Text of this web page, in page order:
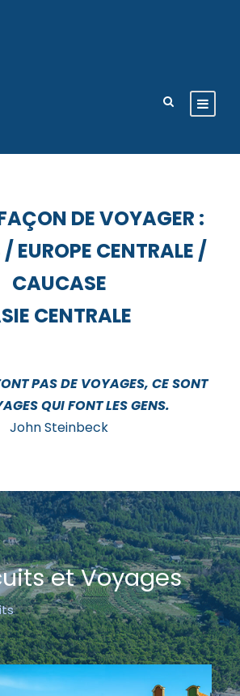
DE VOYAGER :
EUROPE CENTRALE /
CAUCASE
CENTRALE
PAS DE VOYAGES, CE SONT
QUI FONT LES GENS.
John Steinbeck
et Voyages